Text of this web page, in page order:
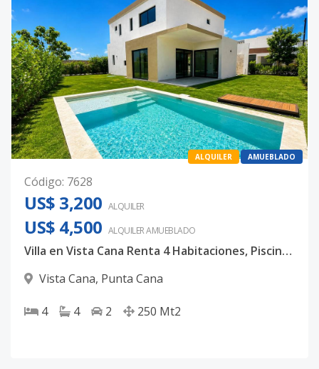
ALQUILER AMUEBLADO
Código: 7628
US$ 3,200 ALQUILER
US$ 4,500 ALQUILERAMUEBLADO
Villa en Vista Cana Renta 4 Habitaciones, Piscina, en Cul de sac
Vista Cana, Punta Cana
4 4 2 250 Mt2